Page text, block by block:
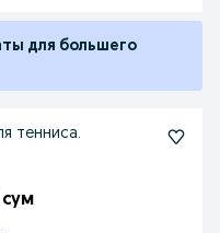
для большего
тенниса.